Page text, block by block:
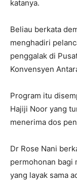
katanya.
Beliau berkata
menghadiri
penggalak di
Konvensyen
Program itu
Hajiji Noor yang
menerima dos
Dr Rose Nani
permohonan bagi
yang layak sama